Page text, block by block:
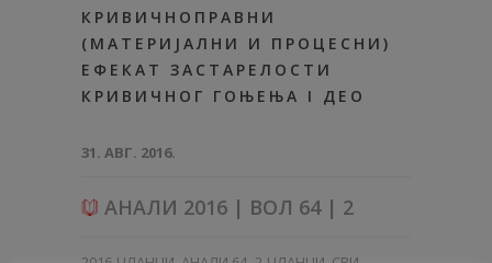
КРИВИЧНОПРАВНИ
(МАТЕРИЈАЛНИ И ПРОЦЕСНИ)
ЕФЕКАТ ЗАСТАРЕЛОСТИ
КРИВИЧНОГ ГОЊЕЊА I ДЕО
31. АВГ. 2016.
АНАЛИ 2016 | ВОЛ 64 | 2